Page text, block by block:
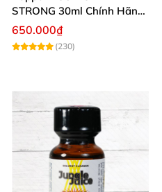
STRONG 30ml Chính Hãng
Mỹ Giá Tốt Mua Ngay
650.000₫
(230)